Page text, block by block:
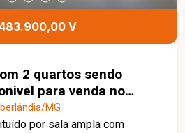
V
2 quartos sendo
para venda no
MG
por sala ampla com